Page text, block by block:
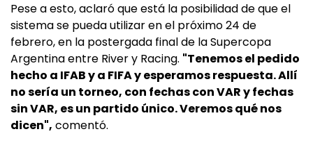
Pese a esto, aclaró que está la posibilidad de que el
sistema se pueda utilizar en el próximo 24 de
febrero, en la postergada final de la Supercopa
Argentina entre River y Racing. "Tenemos el pedido
hecho a IFAB y a FIFA y esperamos respuesta. Allí
no sería un torneo, con fechas con VAR y fechas
sin VAR, es un partido único. Veremos qué nos
dicen", comentó.